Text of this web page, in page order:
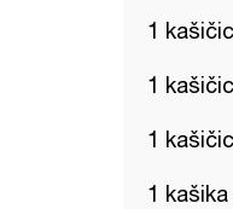
1
1
1
1